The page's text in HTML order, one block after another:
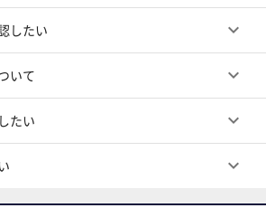
したい keyboard_arrow_down
いて keyboard_arrow_down
たい keyboard_arrow_down
keyboard_arrow_down